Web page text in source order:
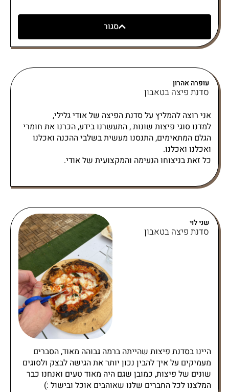
סגור
עופרה אהרון
סדנת פיצה בטאבון
אני רוצה להמליץ על סדנת הפיצה של אודי גלילי,
למדנו סוגי פיצות שונות , התעשרנו בידע, הכרנו את חומרי
הגלם המתאימים, התנסנו מעשית בשלבי ההכנה ואכלנו
ואכלנו ואכלנו.
כל זאת בניצוחו הנעימה והמקצועית של אודי.
שני לוי
סדנת פיצה בטאבון
היינו בסדנת פיצות שהייתה ברמה גבוהה מאוד, הסברים
מעמיקים על איך להבין נכון יותר את הגישה לבצק ולסוגים
שונים של פיצות, כמובן שגם היה מאוד טעים ואנחנו כבר
המלצנו לכל החברים שלנו שאוהבים אוכל ובישול :)